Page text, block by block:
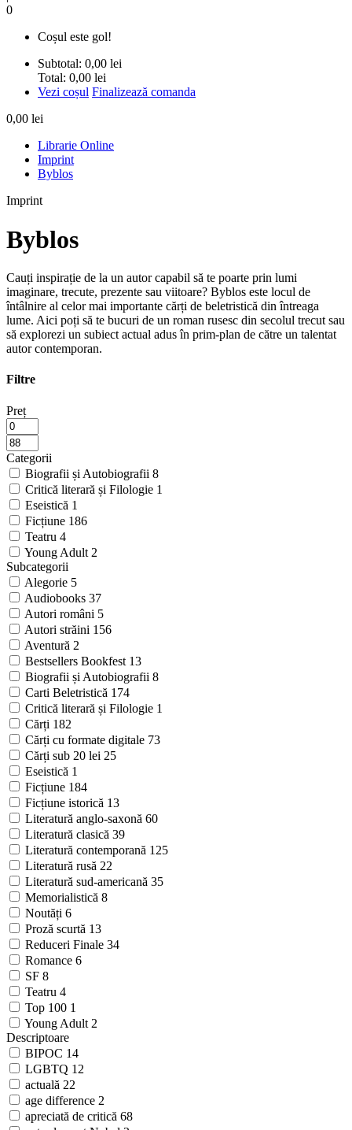
0
Coșul este gol!
Subtotal: 0,00 lei
Total: 0,00 lei
Vezi coșul Finalizează comanda
0,00 lei
Librarie Online
Imprint
Byblos
Imprint
Byblos
Cauți inspirație de la un autor capabil să te poarte prin lumi
imaginare, trecute, prezente sau viitoare? Byblos este locul de
întâlnire al celor mai importante cărți de beletristică din întreaga
lume. Aici poți să te bucuri de un roman rusesc din secolul trecut sau
să explorezi un subiect actual adus în prim-plan de către un talentat
autor contemporan.
Filtre
Preț
Categorii
Biografii și Autobiografii 8
Critică literară și Filologie 1
Eseistică 1
Ficțiune 186
Teatru 4
Young Adult 2
Subcategorii
Alegorie 5
Audiobooks 37
Autori români 5
Autori străini 156
Aventură 2
Bestsellers Bookfest 13
Biografii și Autobiografii 8
Carti Beletristică 174
Critică literară și Filologie 1
Cărți 182
Cărți cu formate digitale 73
Cărți sub 20 lei 25
Eseistică 1
Ficțiune 184
Ficțiune istorică 13
Literatură anglo-saxonă 60
Literatură clasică 39
Literatură contemporană 125
Literatură rusă 22
Literatură sud-americană 35
Memorialistică 8
Noutăți 6
Proză scurtă 13
Reduceri Finale 34
Romance 6
SF 8
Teatru 4
Top 100 1
Young Adult 2
Descriptoare
BIPOC 14
LGBTQ 12
actuală 22
age difference 2
apreciată de critică 68